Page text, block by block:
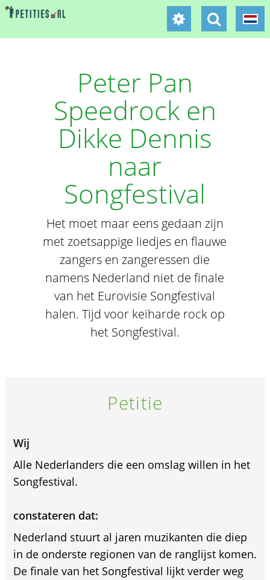
Peter Pan
Speedrock en
Dikke Dennis
naar
Songfestival
Het moet maar eens gedaan zijn
met zoetsappige liedjes en flauwe
zangers en zangeressen die
namens Nederland niet de finale
van het Eurovisie Songfestival
halen. Tijd voor keiharde rock op
het Songfestival.
Petitie
Wij
Alle Nederlanders die een omslag willen in het
Songfestival.
constateren dat:
Nederland stuurt al jaren muzikanten die diep
in de onderste regionen van de ranglijst komen.
De finale van het Songfestival lijkt verder weg